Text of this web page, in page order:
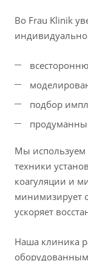
Во Frau Klinik
подбор
Мы
техники
коагуляции и
минимизирует
ускоряет
Наша клиника